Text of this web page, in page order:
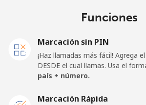
⁦3.9p⁩
Línea fija ⁦8.5p⁩
Funciones
Marcación sin PIN
¡Haz llamadas más fácil! Agrega
DESDE el cual llamas. Usa el
país + número.
Marcación Rápida